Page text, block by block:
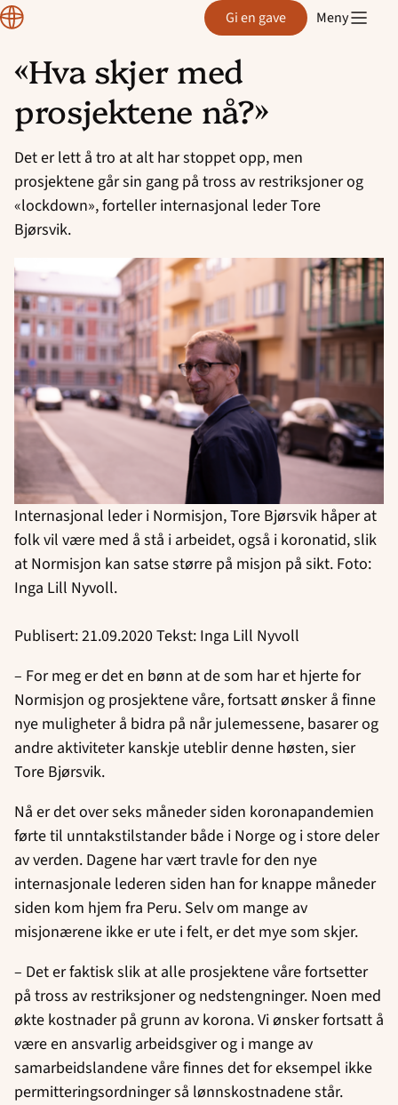
Hopp
innhold
Normisjon Gi en gave Meny
«Hva skjer med
prosjektene nå?»
Det er lett å tro at alt har stoppet opp, men
prosjektene går sin gang på tross av restriksjoner og
«lockdown», forteller internasjonal leder Tore
Bjørsvik.
Internasjonal leder i Normisjon, Tore Bjørsvik håper at
folk vil være med å stå i arbeidet, også i koronatid, slik
at Normisjon kan satse større på misjon på sikt. Foto:
Inga Lill Nyvoll.
Publisert: 21.09.2020 Tekst: Inga Lill Nyvoll
– For meg er det en bønn at de som har et hjerte for
Normisjon og prosjektene våre, fortsatt ønsker å finne
nye muligheter å bidra på når julemessene, basarer og
andre aktiviteter kanskje uteblir denne høsten, sier
Tore Bjørsvik.
Nå er det over seks måneder siden koronapandemien
førte til unntakstilstander både i Norge og i store deler
av verden. Dagene har vært travle for den nye
internasjonale lederen siden han for knappe måneder
siden kom hjem fra Peru. Selv om mange av
misjonærene ikke er ute i felt, er det mye som skjer.
– Det er faktisk slik at alle prosjektene våre fortsetter
på tross av restriksjoner og nedstengninger. Noen med
økte kostnader på grunn av korona. Vi ønsker fortsatt å
være en ansvarlig arbeidsgiver og i mange av
samarbeidslandene våre finnes det for eksempel ikke
permitteringsordninger så lønnskostnadene står.